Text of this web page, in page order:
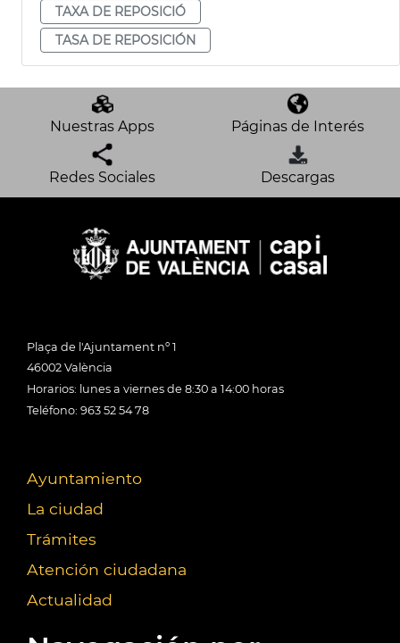
TAXA DE REPOSICIÓ
TASA DE REPOSICIÓN
Nuestras Apps Páginas de Interés
Redes Sociales Descargas
Plaça de l'Ajuntament nº 1
46002 València
Horarios: lunes a viernes de 8:30 a 14:00 horas
Teléfono: 963 52 54 78
Ayuntamiento
La ciudad
Trámites
Atención ciudadana
Actualidad